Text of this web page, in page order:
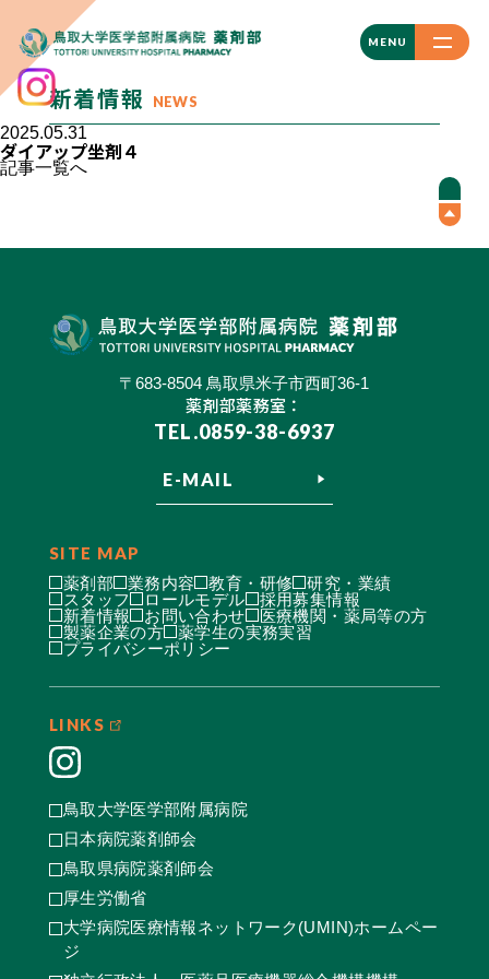
MENU
CLOSE
新着情報 NEWS
2025.05.31
ダイアップ坐剤４
記事一覧へ
〒683-8504 鳥取県米子市西町36-1
薬剤部薬務室：
TEL.0859-38-6937
E-MAIL
SITE MAP
薬剤部 業務内容 教育・研修
研究・業績
スタッフ
ロールモデル
採用募集情報
新着情報
お問い合わせ
医療機関・薬局等の方
製薬企業の方
薬学生の実務実習
プライバシーポリシー
LINKS
鳥取大学医学部附属病院
日本病院薬剤師会
鳥取県病院薬剤師会
厚生労働省
大学病院医療情報ネットワーク(UMIN)ホームペー
ジ